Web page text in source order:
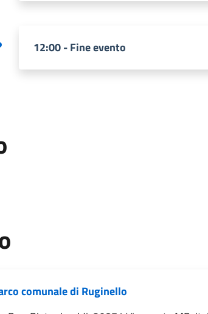
12:00 - Fine evento
comunale di Ruginello